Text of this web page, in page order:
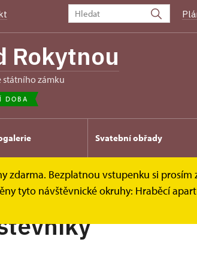
Rokytnou
státního zámku
DOBA
Svatební obřady
zdarma. Bezplatnou vstupenku si prosím
tyto návštěvnické okruhy: Hraběcí